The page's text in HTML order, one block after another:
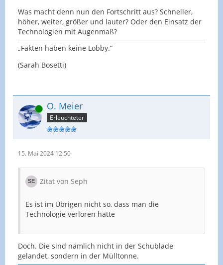
Was macht denn nun den Fortschritt aus? Schneller,
höher, weiter, größer und lauter? Oder den Einsatz der
Technologien mit Augenmaß?
„Fakten haben keine Lobby.“
(Sarah Bosetti)
Online O. Meier
Erleuchteter
15. Mai 2024 12:50
Zitat von Seph
Es ist im Übrigen nicht so, dass man die
Technologie verloren hätte
Doch. Die sind nämlich nicht in der Schublade
gelandet, sondern in der Mülltonne.